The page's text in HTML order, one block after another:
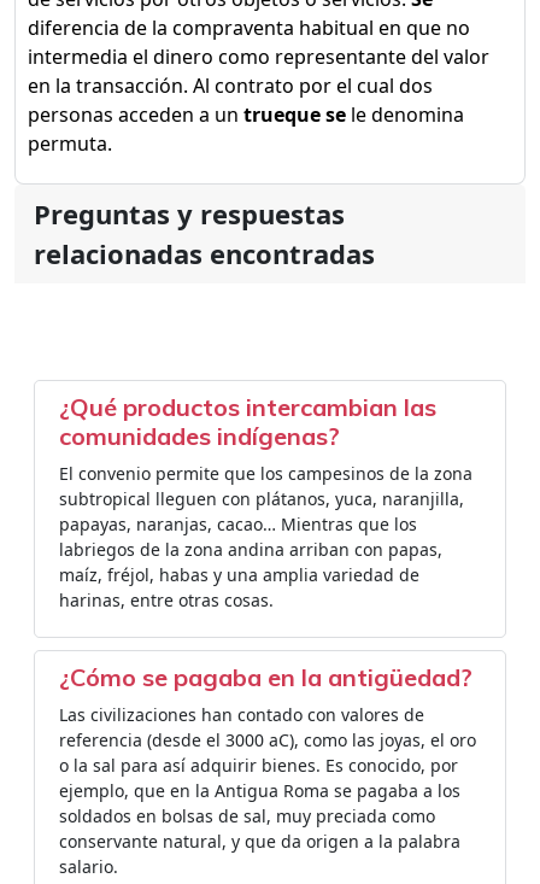
diferencia de la compraventa habitual en que no
intermedia el dinero como representante del valor
en la transacción. Al contrato por el cual dos
personas acceden a un trueque se le denomina
permuta.
Preguntas y respuestas
relacionadas encontradas
¿Qué productos intercambian las
comunidades indígenas?
El convenio permite que los campesinos de la zona
subtropical lleguen con plátanos, yuca, naranjilla,
papayas, naranjas, cacao… Mientras que los
labriegos de la zona andina arriban con papas,
maíz, fréjol, habas y una amplia variedad de
harinas, entre otras cosas.
¿Cómo se pagaba en la antigüedad?
Las civilizaciones han contado con valores de
referencia (desde el 3000 aC), como las joyas, el oro
o la sal para así adquirir bienes. Es conocido, por
ejemplo, que en la Antigua Roma se pagaba a los
soldados en bolsas de sal, muy preciada como
conservante natural, y que da origen a la palabra
salario.